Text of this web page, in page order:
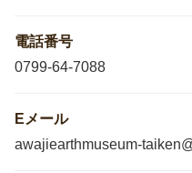
電話番号
0799-64-7088
Eメール
awajiearthmuseum-